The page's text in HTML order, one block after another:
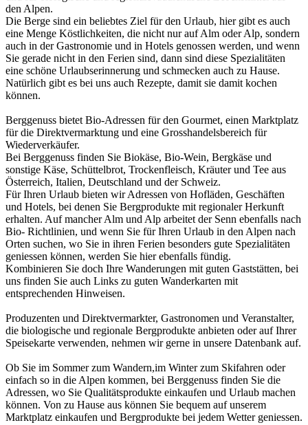
den Alpen.
Die Berge sind ein beliebtes Ziel für den Urlaub, hier gibt es auch
eine Menge Köstlichkeiten, die nicht nur auf Alm oder Alp, sondern
auch in der Gastronomie und in Hotels genossen werden, und wenn
Sie gerade nicht in den Ferien sind, dann sind diese Spezialitäten
eine schöne Urlaubserinnerung und schmecken auch zu Hause.
Natürlich gibt es bei uns auch Rezepte, damit sie damit kochen
können.
Berggenuss bietet Bio-Adressen für den Gourmet, einen Marktplatz
für die Direktvermarktung und eine Grosshandelsbereich für
Wiederverkäufer.
Bei Berggenuss finden Sie Biokäse, Bio-Wein, Bergkäse und
sonstige Käse, Schüttelbrot, Trockenfleisch, Kräuter und Tee aus
Österreich, Italien, Deutschland und der Schweiz.
Für Ihren Urlaub bieten wir Adressen von Hofläden, Geschäften
und Hotels, bei denen Sie Bergprodukte mit regionaler Herkunft
erhalten. Auf mancher Alm und Alp arbeitet der Senn ebenfalls nach
Bio- Richtlinien, und wenn Sie für Ihren Urlaub in den Alpen nach
Orten suchen, wo Sie in ihren Ferien besonders gute Spezialitäten
geniessen können, werden Sie hier ebenfalls fündig.
Kombinieren Sie doch Ihre Wanderungen mit guten Gaststätten, bei
uns finden Sie auch Links zu guten Wanderkarten mit
entsprechenden Hinweisen.
Produzenten und Direktvermarkter, Gastronomen und Veranstalter,
die biologische und regionale Bergprodukte anbieten oder auf Ihrer
Speisekarte verwenden, nehmen wir gerne in unsere Datenbank auf.
Ob Sie im Sommer zum Wandern,im Winter zum Skifahren oder
einfach so in die Alpen kommen, bei Berggenuss finden Sie die
Adressen, wo Sie Qualitätsprodukte einkaufen und Urlaub machen
können. Von zu Hause aus können Sie bequem auf unserem
Marktplatz einkaufen und Bergprodukte bei jedem Wetter geniessen.